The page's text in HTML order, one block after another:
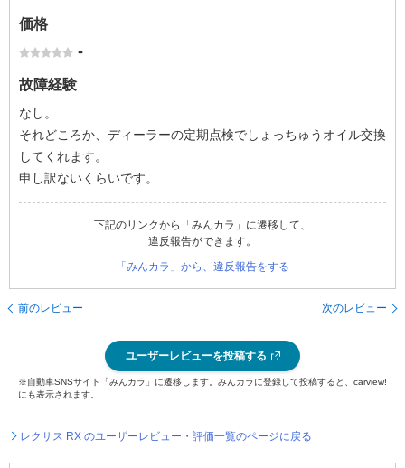
価格
-
故障経験
なし。
それどころか、ディーラーの定期点検でしょっちゅうオイル交換
してくれます。
申し訳ないくらいです。
下記のリンクから「みんカラ」に遷移して、
違反報告ができます。
「みんカラ」から、違反報告をする
前のレビュー 次のレビュー
ユーザーレビューを投稿する
※自動車SNSサイト「みんカラ」に遷移します。みんカラに登録して投稿すると、carview!
にも表示されます。
レクサス RX のユーザーレビュー・評価一覧のページに戻る